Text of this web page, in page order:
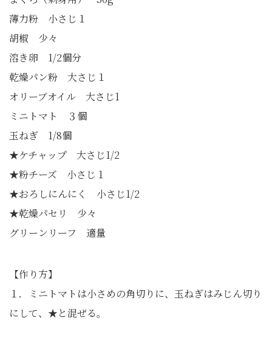
薄力粉 小さじ１
胡椒 少々
溶き卵 1/2個分
乾燥パン粉 大さじ１
オリーブオイル 大さじ1
ミニトマト ３個
玉ねぎ 1/8個
★ケチャップ 大さじ1/2
★粉チーズ 小さじ１
★おろしにんにく 小さじ1/2
★乾燥パセリ 少々
グリーンリーフ 適量
【作り方】
１．ミニトマトは小さめの角切りに、玉ねぎはみじん切り
にして、★と混ぜる。